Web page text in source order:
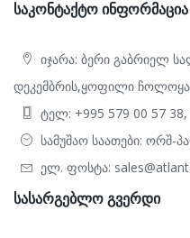
ᲡᲐᲙᲝᲜᲢᲐᲥᲢᲝ ᲘᲜᲤᲝᲠᲛᲐᲪᲘᲐ
იჯარა: ბერი გაბრიელ
დეკემბრის,ყოფილი
ტელ: +995 579 00 57
სამუშაო საათები: ორშ-
ელ. ფოსტა:
ᲡᲐᲡᲐᲠᲒᲔᲑᲚᲝ ᲒᲕᲔᲠᲓᲘ